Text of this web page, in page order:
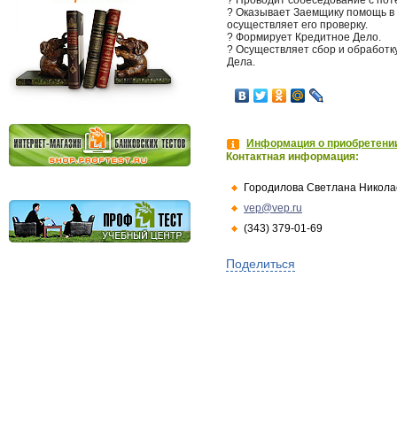
? Оказывает Заемщику помощь
осуществляет его проверку.
? Формирует Кредитное Дело.
? Осуществляет сбор и
Дела.
Информация о
Контактная информация:
Городилова Светлана
vep@vep.ru
(343) 379-01-69
Поделиться